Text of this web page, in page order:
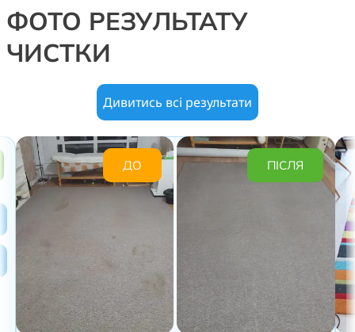
ФОТО РЕЗУЛЬТАТУ
ЧИСТКИ
Дивитись всі результати
ДО ПІСЛЯ